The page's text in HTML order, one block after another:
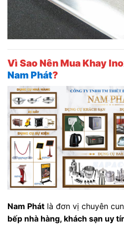
Vì Sao Nên Mua Khay
Nam Phát?
Nam Phát là đơn vị chuyên
bếp nhà hàng, khách sạn uy